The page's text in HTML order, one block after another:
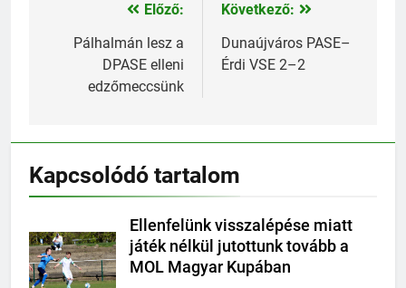
Bejegyzés
navigáció
Előző:
Pálhalmán lesz a
DPASE elleni
edzőmeccsünk
Következő:
Dunaújváros PASE–
Érdi VSE 2–2
Kapcsolódó tartalom
Ellenfelünk visszalépése miatt
játék nélkül jutottunk tovább a
MOL Magyar Kupában